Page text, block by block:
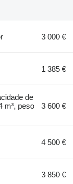
3 000 €
1 385 €
de
m³, peso
3 600 €
4 500 €
3 850 €